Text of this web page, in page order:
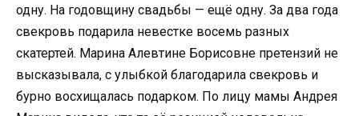
одну. На годовщину свадьбы — ещё одну. За два года
свекровь подарила невестке восемь разных
скатертей. Марина Алевтине Борисовне претензий не
высказывала, с улыбкой благодарила свекровь и
бурно восхищалась подарком. По лицу мамы Андрея